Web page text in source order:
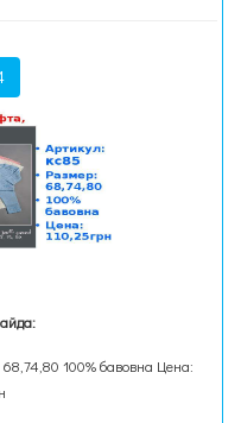
100% бавовна Цена: